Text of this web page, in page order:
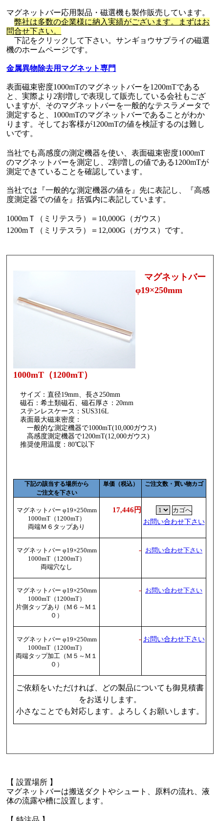
マグネットバー応用製品・磁選機も製作販売しています。
弊社は多数の企業様に納入実績がございます。まずはお
問合せ下さい。
下記をクリックして下さい。サンギョウサプライの磁選
機のホームページです。
金属異物除去用マグネット専門
表面磁束密度1000mTのマグネットバーを1200mTである
と、実際より2割増しで表現して販売している会社もござ
いますが、そのマグネットバーを一般的なテスラメータで
測定すると、1000mTのマグネットバーであることがわか
ります。そしてお客様が1200mTの値を検証するのは難し
いです。
当社でも高感度の測定機器を使い、表面磁束密度1000mT
のマグネットバーを測定し、2割増しの値である1200mTが
測定できていることを確認しています。
当社では『一般的な測定機器の値を』先に表記し、『高感
度測定器での値を』括弧内に表記しています。
1000mＴ（ミリテスラ）＝10,000G（ガウス）
1200mＴ（ミリテスラ）＝12,000G（ガウス）です。
マグネットバー
φ19×250mm
1000mT（1200mT）
サイズ：直径19mm、長さ250mm
磁石：希土類磁石、磁石厚さ：20mm
ステンレスケース：SUS316L
表面最大磁束密度：
一般的な測定機器で1000mT(10,000ガウス)
高感度測定機器で1200mT(12,000ガウス)
推奨使用温度：80℃以下
下記の該当する場所から
ご注文を下さい
単価（税込） ご注文数・買い物カゴ
マグネットバー φ19×250mm
1000mT（1200mT）
両端Ｍ６タップあり
17,446円
お問い合わせ下さい
マグネットバー φ19×250mm
1000mT（1200mT）
両端穴なし
- お問い合わせ下さい
マグネットバー φ19×250mm
1000mT（1200mT）
片側タップあり（M６～M１
０）
- お問い合わせ下さい
マグネットバー φ19×250mm
1000mT（1200mT）
両端タップ加工（M５～M１
０）
- お問い合わせ下さい
ご依頼をいただければ、どの製品についても御見積書
をお送りします。
小さなことでも対応します。よろしくお願いします。
【 設置場所 】
マグネットバーは搬送ダクトやシュート、原料の流れ、液
体の流露や槽に設置します。